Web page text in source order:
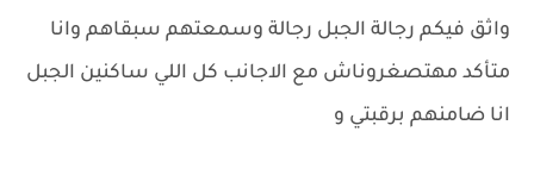
واثق فيكم رجالة الجبل رجالة وسمعتهم سبقاهم وانا
متأكد مهتصغروناش مع الاجانب كل اللي ساكنين الجبل
انا ضامنهم برقبتي و